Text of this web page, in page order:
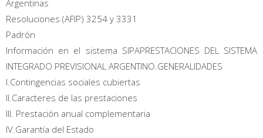
Argentinas
Resoluciones (AFIP) 3254 y 3331
Padrón
Información en el sistema SIPAPRESTACIONES DEL SISTEMA
INTEGRADO PREVISIONAL ARGENTINO.GENERALIDADES
I.Contingencias sociales cubiertas
II.Caracteres de las prestaciones
III. Prestación anual complementaria
IV.Garantía del Estado